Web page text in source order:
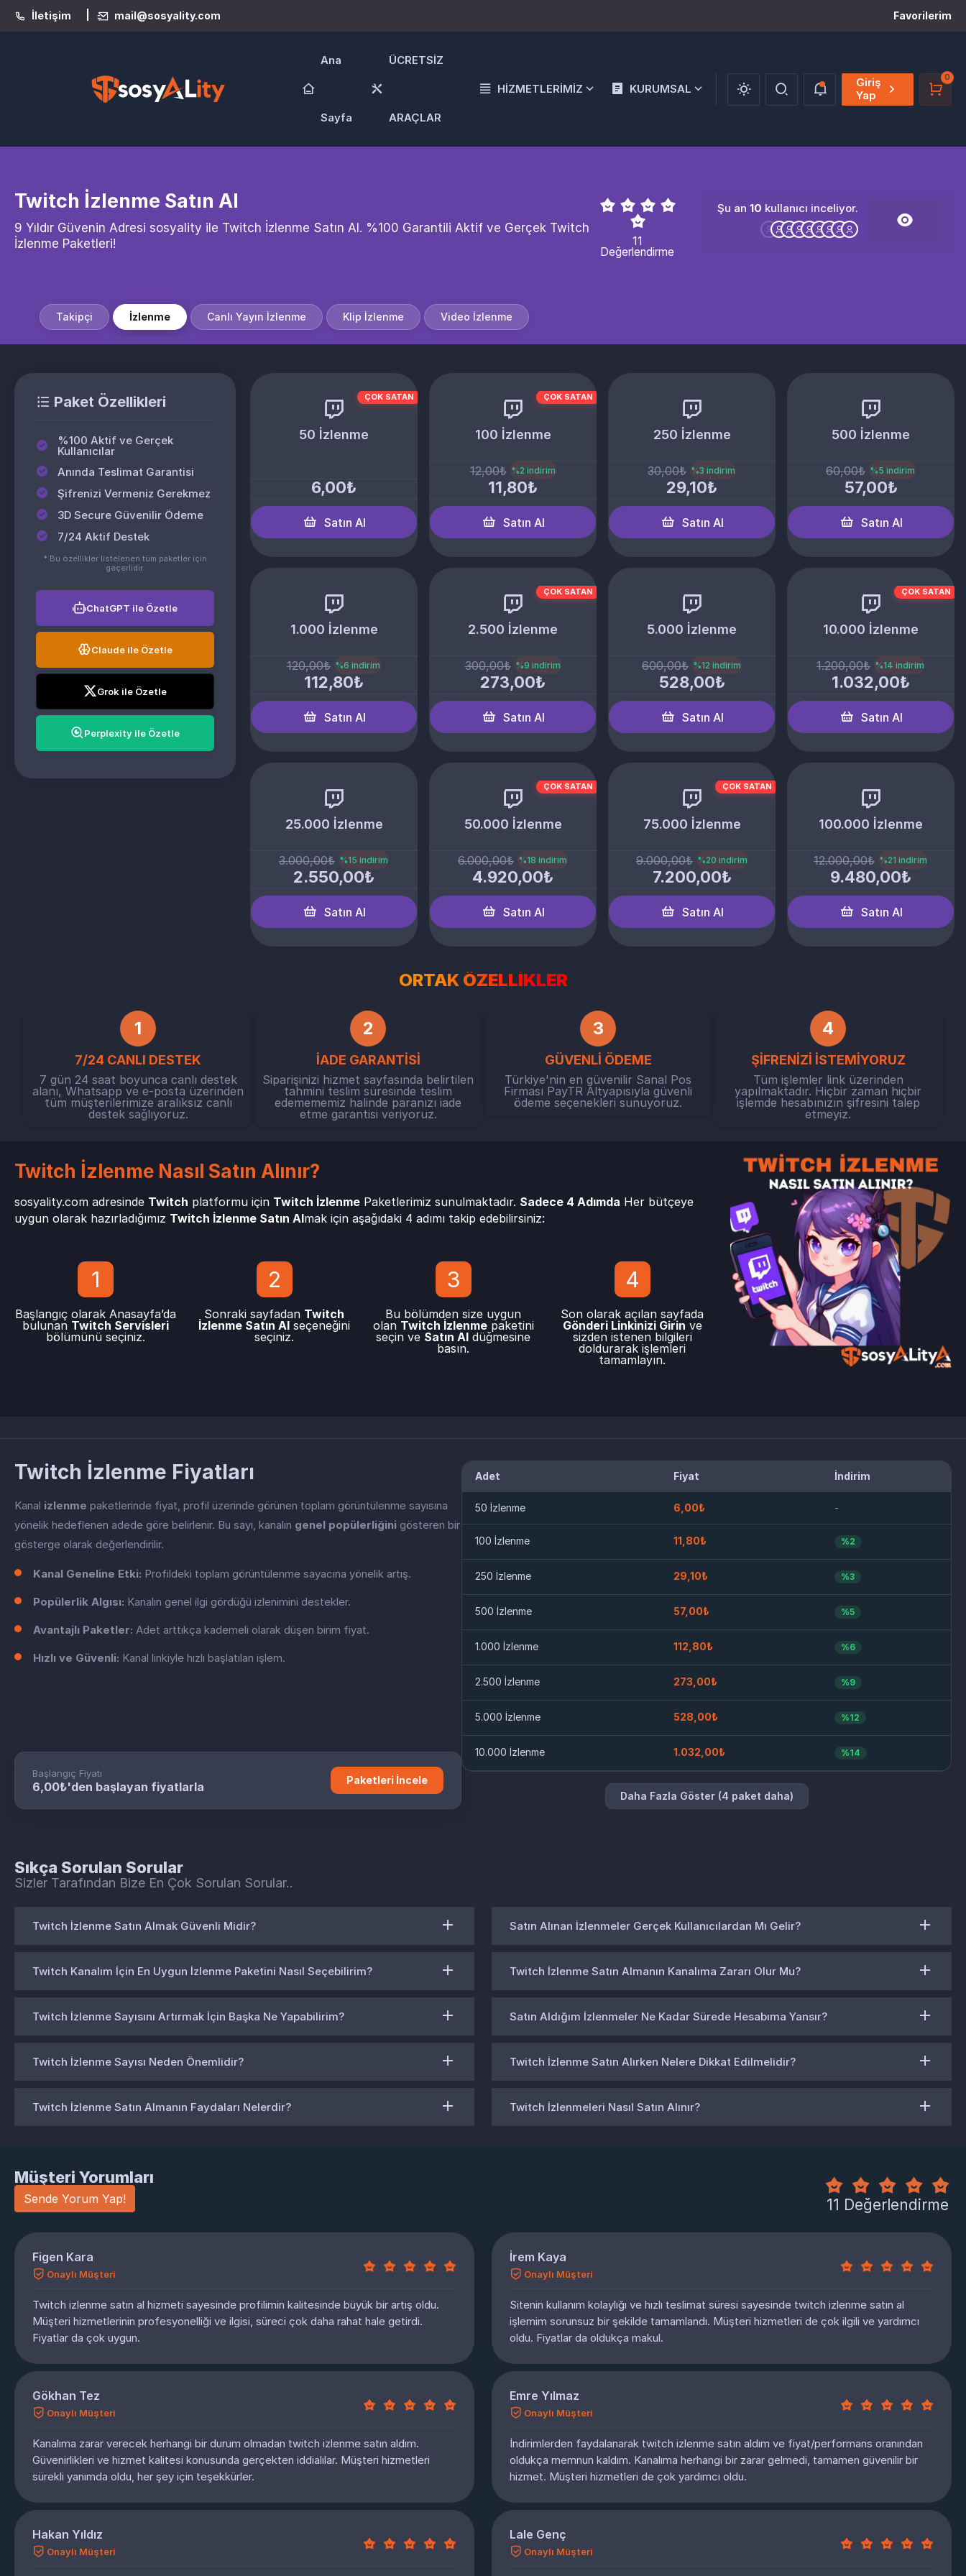
İletişim mail@sosyality.com Favorilerim
Ana
Sayfa
ÜCRETSİZ
ARAÇLAR
HİZMETLERİMİZ KURUMSAL
Giriş
Yap
0
Twitch İzlenme Satın Al
9 Yıldır Güvenin Adresi sosyality ile Twitch İzlenme Satın Al. %100 Garantili Aktif ve Gerçek Twitch
İzlenme Paketleri!
11
Değerlendirme
Şu an 10 kullanıcı inceliyor.
Takipçi İzlenme Canlı Yayın İzlenme Klip İzlenme Video İzlenme
Paket Özellikleri
%100 Aktif ve Gerçek
Kullanıcılar
Anında Teslimat Garantisi
Şifrenizi Vermeniz Gerekmez
3D Secure Güvenilir Ödeme
7/24 Aktif Destek
* Bu özellikler listelenen tüm paketler için
geçerlidir.
ChatGPT ile Özetle
Claude ile Özetle
Grok ile Özetle
Perplexity ile Özetle
ÇOK SATAN
50 İzlenme
6,00₺
Satın Al
ÇOK SATAN
100 İzlenme
12,00₺ %2 indirim
11,80₺
Satın Al
250 İzlenme
30,00₺ %3 indirim
29,10₺
Satın Al
500 İzlenme
60,00₺ %5 indirim
57,00₺
Satın Al
1.000 İzlenme
120,00₺ %6 indirim
112,80₺
Satın Al
ÇOK SATAN
2.500 İzlenme
300,00₺ %9 indirim
273,00₺
Satın Al
5.000 İzlenme
600,00₺ %12 indirim
528,00₺
Satın Al
ÇOK SATAN
10.000 İzlenme
1.200,00₺ %14 indirim
1.032,00₺
Satın Al
25.000 İzlenme
3.000,00₺ %15 indirim
2.550,00₺
Satın Al
ÇOK SATAN
50.000 İzlenme
6.000,00₺ %18 indirim
4.920,00₺
Satın Al
ÇOK SATAN
75.000 İzlenme
9.000,00₺ %20 indirim
7.200,00₺
Satın Al
100.000 İzlenme
12.000,00₺ %21 indirim
9.480,00₺
Satın Al
ORTAK ÖZELLİKLER
1
7/24 CANLI DESTEK
7 gün 24 saat boyunca canlı destek
alanı, Whatsapp ve e-posta üzerinden
tüm müşterilerimize aralıksız canlı
destek sağlıyoruz.
2
İADE GARANTİSİ
Siparişinizi hizmet sayfasında belirtilen
tahmini teslim süresinde teslim
edemememiz halinde paranızı iade
etme garantisi veriyoruz.
3
GÜVENLİ ÖDEME
Türkiye'nin en güvenilir Sanal Pos
Firması PayTR Altyapısıyla güvenli
ödeme seçenekleri sunuyoruz.
4
ŞİFRENİZİ İSTEMİYORUZ
Tüm işlemler link üzerinden
yapılmaktadır. Hiçbir zaman hiçbir
işlemde hesabınızın şifresini talep
etmeyiz.
Twitch İzlenme Nasıl Satın Alınır?
sosyality.com adresinde Twitch platformu için Twitch İzlenme Paketlerimiz sunulmaktadır. Sadece 4 Adımda Her bütçeye
uygun olarak hazırladığımız Twitch İzlenme Satın Almak için aşağıdaki 4 adımı takip edebilirsiniz:
1
Başlangıç olarak Anasayfa’da
bulunan Twitch Servisleri
bölümünü seçiniz.
2
Sonraki sayfadan Twitch
İzlenme Satın Al seçeneğini
seçiniz.
3
Bu bölümden size uygun
olan Twitch İzlenmepaketini
seçin ve Satın Al düğmesine
basın.
4
Son olarak açılan sayfada
Gönderi Linkinizi Girin ve
sizden istenen bilgileri
doldurarak işlemleri
tamamlayın.
Twitch İzlenme Fiyatları
Kanal izlenme paketlerinde fiyat, profil üzerinde görünen toplam görüntülenme sayısına
yönelik hedeflenen adede göre belirlenir. Bu sayı, kanalın genel popülerliğini gösteren bir
gösterge olarak değerlendirilir.
Kanal Geneline Etki: Profildeki toplam görüntülenme sayacına yönelik artış.
Popülerlik Algısı: Kanalın genel ilgi gördüğü izlenimini destekler.
Avantajlı Paketler: Adet arttıkça kademeli olarak düşen birim fiyat.
Hızlı ve Güvenli: Kanal linkiyle hızlı başlatılan işlem.
Başlangıç Fiyatı
6,00₺'den başlayan fiyatlarla Paketleri İncele
Adet Fiyat İndirim
50 İzlenme 6,00₺ -
100 İzlenme 11,80₺ %2
250 İzlenme 29,10₺ %3
500 İzlenme 57,00₺ %5
1.000 İzlenme 112,80₺ %6
2.500 İzlenme 273,00₺ %9
5.000 İzlenme 528,00₺ %12
10.000 İzlenme 1.032,00₺ %14
Daha Fazla Göster (4 paket daha)
Sıkça Sorulan Sorular
Sizler Tarafından Bize En Çok Sorulan Sorular..
Twitch İzlenme Satın Almak Güvenli Midir? Satın Alınan İzlenmeler Gerçek Kullanıcılardan Mı Gelir?
Twitch Kanalım İçin En Uygun İzlenme Paketini Nasıl Seçebilirim? Twitch İzlenme Satın Almanın Kanalıma Zararı Olur Mu?
Twitch İzlenme Sayısını Artırmak İçin Başka Ne Yapabilirim? Satın Aldığım İzlenmeler Ne Kadar Sürede Hesabıma Yansır?
Twitch İzlenme Sayısı Neden Önemlidir? Twitch İzlenme Satın Alırken Nelere Dikkat Edilmelidir?
Twitch İzlenme Satın Almanın Faydaları Nelerdir? Twitch İzlenmeleri Nasıl Satın Alınır?
Müşteri Yorumları
Sende Yorum Yap! 11 Değerlendirme
Figen Kara
Onaylı Müşteri
Twitch izlenme satın al hizmeti sayesinde profilimin kalitesinde büyük bir artış oldu.
Müşteri hizmetlerinin profesyonelliği ve ilgisi, süreci çok daha rahat hale getirdi.
Fiyatlar da çok uygun.
İrem Kaya
Onaylı Müşteri
Sitenin kullanım kolaylığı ve hızlı teslimat süresi sayesinde twitch izlenme satın al
işlemim sorunsuz bir şekilde tamamlandı. Müşteri hizmetleri de çok ilgili ve yardımcı
oldu. Fiyatlar da oldukça makul.
Gökhan Tez
Onaylı Müşteri
Kanalıma zarar verecek herhangi bir durum olmadan twitch izlenme satın aldım.
Güvenirlikleri ve hizmet kalitesi konusunda gerçekten iddialılar. Müşteri hizmetleri
sürekli yanımda oldu, her şey için teşekkürler.
Emre Yılmaz
Onaylı Müşteri
İndirimlerden faydalanarak twitch izlenme satın aldım ve fiyat/performans oranından
oldukça memnun kaldım. Kanalıma herhangi bir zarar gelmedi, tamamen güvenilir bir
hizmet. Müşteri hizmetleri de çok yardımcı oldu.
Hakan Yıldız
Onaylı Müşteri
Lale Genç
Onaylı Müşteri